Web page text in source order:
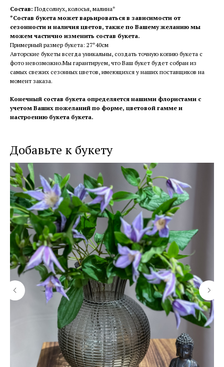
Состав: Подсолнух, колосья, малина*
*Состав букета может варьироваться в зависимости от
сезонности и наличия цветов, также по Вашему желанию мы
можем частично изменить состав букета.
Примерный размер букета: 27*40см
Авторские букеты всегда уникальны, создать точную копию букета с
фото невозможно.Мы гарантируем, что Ваш букет будет собран из
самых свежих сезонных цветов, имеющихся у наших поставщиков на
момент заказа.
Конечный состав букета определяется нашими флористами с
учетом Ваших пожеланий по форме, цветовой гамме и
настроению букета букета.
Добавьте к букету